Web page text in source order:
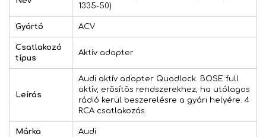
1335-50)
Gyártó ACV
Csatlakozó
típus
Aktív adapter
Leírás
Audi aktív adapter Quadlock. BOSE full
aktív, erõsítõs rendszerekhez, ha utólagos
rádió kerül beszerelésre a gyári helyére. 4
RCA csatlakozás.
Márka Audi